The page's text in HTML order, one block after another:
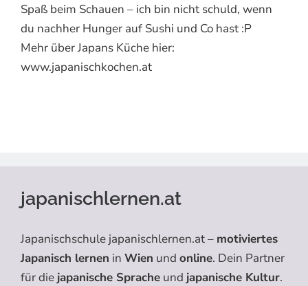
Spaß beim Schauen – ich bin nicht schuld, wenn
du nachher Hunger auf Sushi und Co hast :P
Mehr über Japans Küche hier:
www.japanischkochen.at
japanischlernen.at
Japanischschule japanischlernen.at – motiviertes
Japanisch lernen in Wien und online. Dein Partner
für die japanische Sprache und japanische Kultur.